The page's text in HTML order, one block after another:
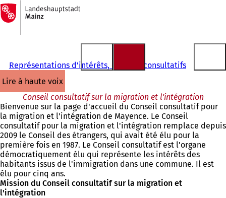
Accéder au contenu
Vers
la
page
d'accueil
Représentations d'intérêts, conseils consultatifs
lire à haute voix
Conseil consultatif sur la migration et l'intégration
Bienvenue sur la page d'accueil du Conseil consultatif pour
la migration et l'intégration de Mayence. Le Conseil
consultatif pour la migration et l'intégration remplace depuis
2009 le Conseil des étrangers, qui avait été élu pour la
première fois en 1987. Le Conseil consultatif est l'organe
démocratiquement élu qui représente les intérêts des
habitants issus de l'immigration dans une commune. Il est
élu pour cinq ans.
Mission du Conseil consultatif sur la migration et
l'intégration